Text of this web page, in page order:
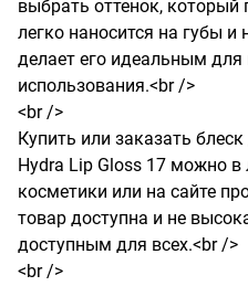
выбрать оттенок,
легко наносится на губы и
делает его идеальным для
использования.<br />
<br />
Купить или заказать
Hydra Lip Gloss 17 можно
косметики или на сайте
товар доступна и не
доступным для всех.<br />
<br />